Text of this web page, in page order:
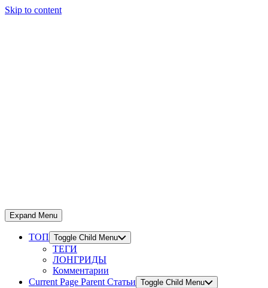
Skip to content
Expand Menu
ТОП Toggle Child Menu
ТЕГИ
ЛОНГРИДЫ
Комментарии
Current Page Parent Статьи Toggle Child Menu